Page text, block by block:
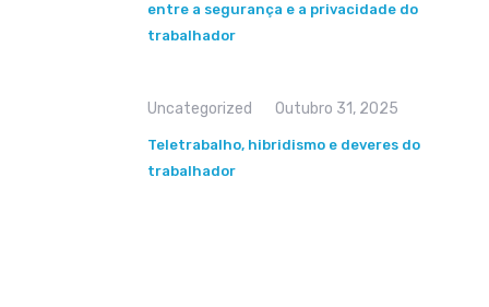
entre a segurança e a privacidade do
trabalhador
Uncategorized Outubro 31, 2025
Teletrabalho, hibridismo e deveres do
trabalhador